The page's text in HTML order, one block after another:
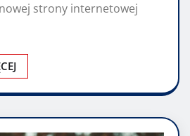
strony internetowej